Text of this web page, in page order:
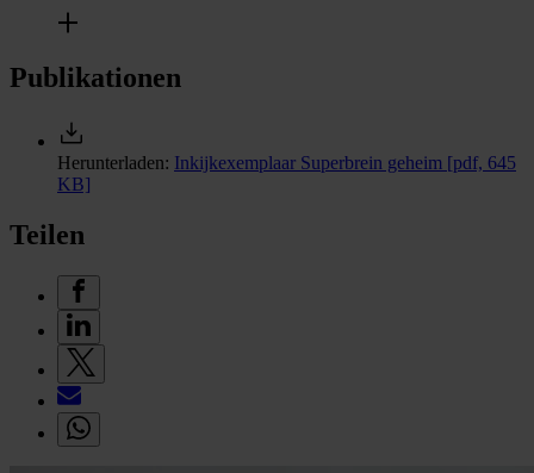
Publikationen
Herunterladen: Inkijkexemplaar Superbrein geheim [pdf, 645
KB]
Teilen